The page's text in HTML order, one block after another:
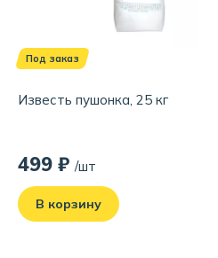
Под заказ
Известь пушонка, 25 кг
499 ₽ /шт
В корзину